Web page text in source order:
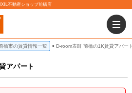
不動産ショップ前橋店
橋市の賃貸情報一覧 D-room表町 前橋の1K賃貸アパー
アパート